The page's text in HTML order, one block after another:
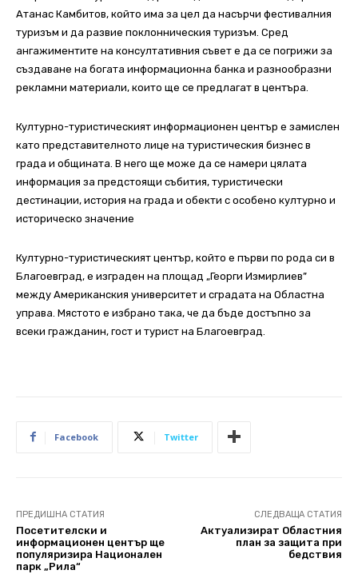
Атанас Камбитов, който има за цел да насърчи фестивалния
туризъм и да развие поклонническия туризъм. Сред
ангажиментите на консултативния съвет е да се погрижи за
създаване на богата информационна банка и разнообразни
рекламни материали, които ще се предлагат в центъра.
Културно-туристическият информационен център е замислен
като представителното лице на туристическия бизнес в
града и общината. В него ще може да се намери цялата
информация за предстоящи събития, туристически
дестинации, история на града и обекти с особено културно и
историческо значение
Културно-туристическият център, който е първи по рода си в
Благоевград, е изграден на площад „Георги Измирлиев”
между Американския университет и сградата на Областна
управа. Мястото е избрано така, че да бъде достъпно за
всеки гражданин, гост и турист на Благоевград.
Facebook Twitter
ПРЕДИШНА СТАТИЯ
Посетителски и
информационен център ще
популяризира Национален
парк „Рила“
СЛЕДВАЩА СТАТИЯ
Актуализират Областния
план за защита при
бедствия